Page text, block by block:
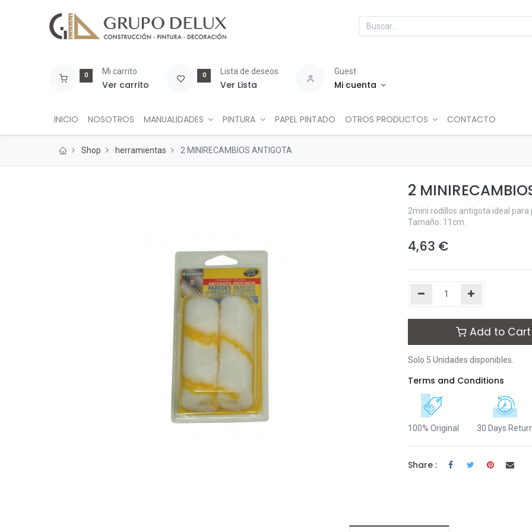
0 Mi carrito
Ver carrito
0 Lista de deseos
Ver Lista
Guest
Mi cuenta
INICIO NOSOTROS MANUALIDADES PINTURA PAPEL PINTADO OTROS PRODUCTOS CONTACTO
Shop herramientas 2 MINIRECAMBIOS ANTIGOTA
2
2mini rodillos antigota ideal para
Tamaño: 11cm.
4,63 €
Add to Cart
Solo 5 Unidades disponibles.
Terms and Conditions
100% Original 30 Days
Share :